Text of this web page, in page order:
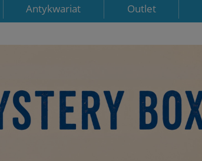
Antykwariat Outlet